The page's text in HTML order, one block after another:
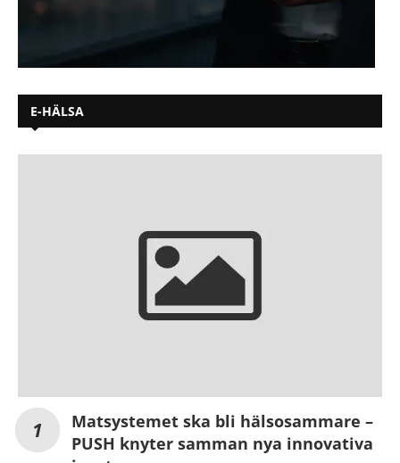
E-HÄLSA
Matsystemet ska bli hälsosammare –
PUSH knyter samman nya innovativa